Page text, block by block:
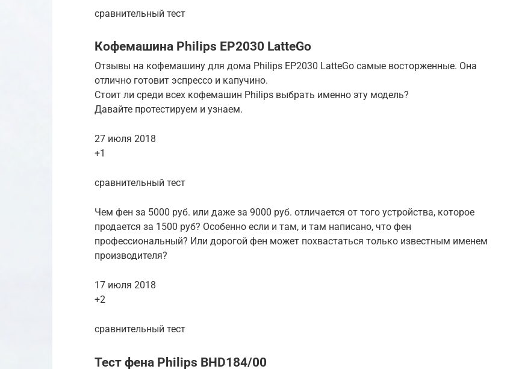
сравнительный тест
Кофемашина Philips EP2030 LatteGo
Отзывы на кофемашину для дома Philips EP2030 LatteGo самые восторженные. Она
отлично готовит эспрессо и капучино.
Стоит ли среди всех кофемашин Philips выбрать именно эту модель?
Давайте протестируем и узнаем.
27 июля 2018
+1
сравнительный тест
Чем фен за 5000 руб. или даже за 9000 руб. отличается от того устройства, которое
продается за 1500 руб? Особенно если и там, и там написано, что фен
профессиональный? Или дорогой фен может похвастаться только известным именем
производителя?
17 июля 2018
+2
сравнительный тест
Тест фена Philips BHD184/00